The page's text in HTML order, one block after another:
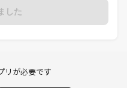
した
リが必要です